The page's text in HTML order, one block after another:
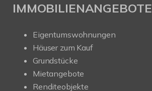
IMMOBILIENANGEBOTE
Eigentumswohnungen
Häuser zum Kauf
Grundstücke
Mietangebote
Renditeobjekte